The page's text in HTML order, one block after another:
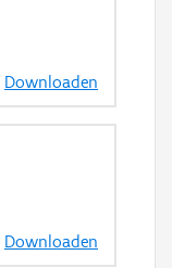
Downloaden
Downloaden